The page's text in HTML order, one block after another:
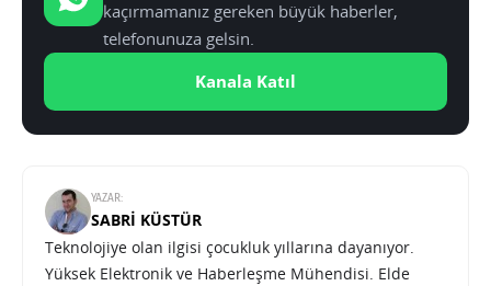
kaçırmamanız gereken büyük haberler,
telefonunuza gelsin.
Kanala Katıl
YAZAR:
SABRI KÜSTÜR
Teknolojiye olan ilgisi çocukluk yıllarına dayanıyor.
Yüksek Elektronik ve Haberleşme Mühendisi. Elde